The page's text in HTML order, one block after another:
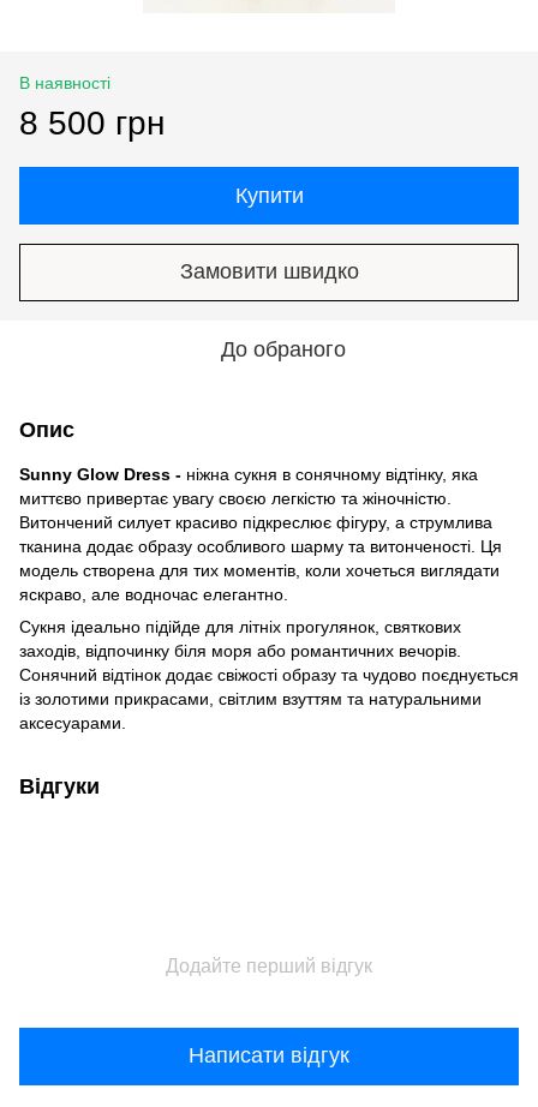
В наявності
8 500 грн
Купити
Замовити швидко
До обраного
Опис
Sunny Glow Dress - ніжна сукня в сонячному відтінку, яка
миттєво привертає увагу своєю легкістю та жіночністю.
Витончений силует красиво підкреслює фігуру, а струмлива
тканина додає образу особливого шарму та витонченості. Ця
модель створена для тих моментів, коли хочеться виглядати
яскраво, але водночас елегантно.
Сукня ідеально підійде для літніх прогулянок, святкових
заходів, відпочинку біля моря або романтичних вечорів.
Сонячний відтінок додає свіжості образу та чудово поєднується
із золотими прикрасами, світлим взуттям та натуральними
аксесуарами.
Відгуки
Додайте перший відгук
Написати відгук